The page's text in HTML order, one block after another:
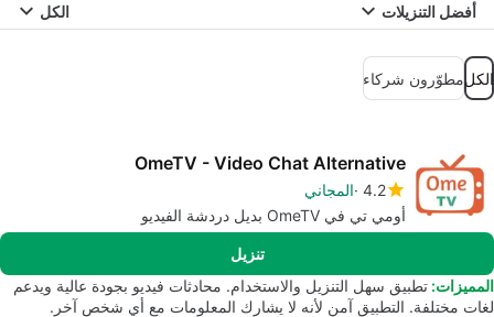
أفضل التنزيلات الكل
الكلمطوّرون شركاء
OmeTV - Video Chat Alternative
4.2 المجاني
أومي تي في OmeTV بديل دردشة الفيديو
تنزيل
المميزات: تطبيق سهل التنزيل والاستخدام. محادثات فيديو بجودة عالية ويدعم
لغات مختلفة. التطبيق آمن لأنه لا يشارك المعلومات مع أي شخص آخر.